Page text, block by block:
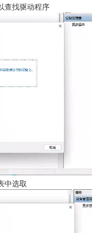
查找驱动程序
中选取